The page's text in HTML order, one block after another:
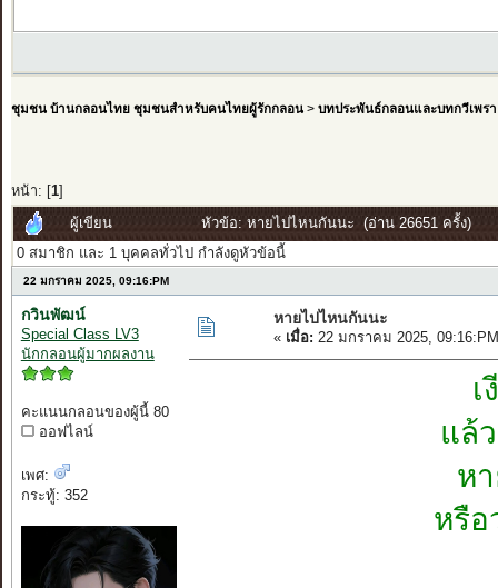
ชุมชน บ้านกลอนไทย ชุมชนสำหรับคนไทยผู้รักกลอน> บทประพันธ์กลอนและบทกวีเพรา
หน้า: [ 1]
ผู้เขียน
หัวข้อ: หายไปไหนกันนะ (อ่าน 26651 ครั้ง)
0 สมาชิก และ 1 บุคคลทั่วไป กำลังดูหัวข้อนี้
22 มกราคม 2025, 09:16:PM
กวินพัฒน์
Special Class LV3
นักกลอนผู้มากผลงาน
คะแนนกลอนของผู้นี้ 80
ออฟไลน์
เพศ:
กระทู้: 352
หายไปไหนกันนะ
« เมื่อ: 22 มกราคม 2025,
แล้
ห
หรือ